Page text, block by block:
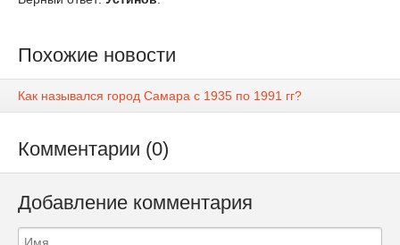
Похожие новости
Как назывался город Самара с 1935 по 1991 гг?
Комментарии (0)
Добавление комментария